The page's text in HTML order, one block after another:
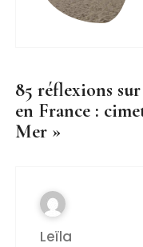
85 réflexions
en France :
Mer »
Leïla